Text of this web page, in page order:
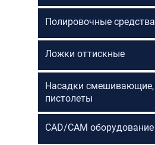
Полировочные средства
Ложки оттискные
Насадки смешивающие,
пистолеты
CAD/CAM оборудование